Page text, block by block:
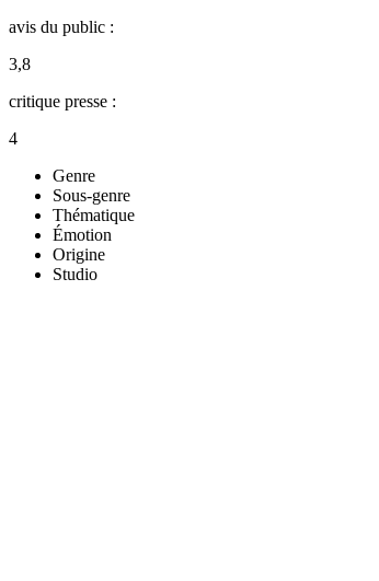
avis du public :
3,8
critique presse :
4
Genre
Sous-genre
Thématique
Émotion
Origine
Studio